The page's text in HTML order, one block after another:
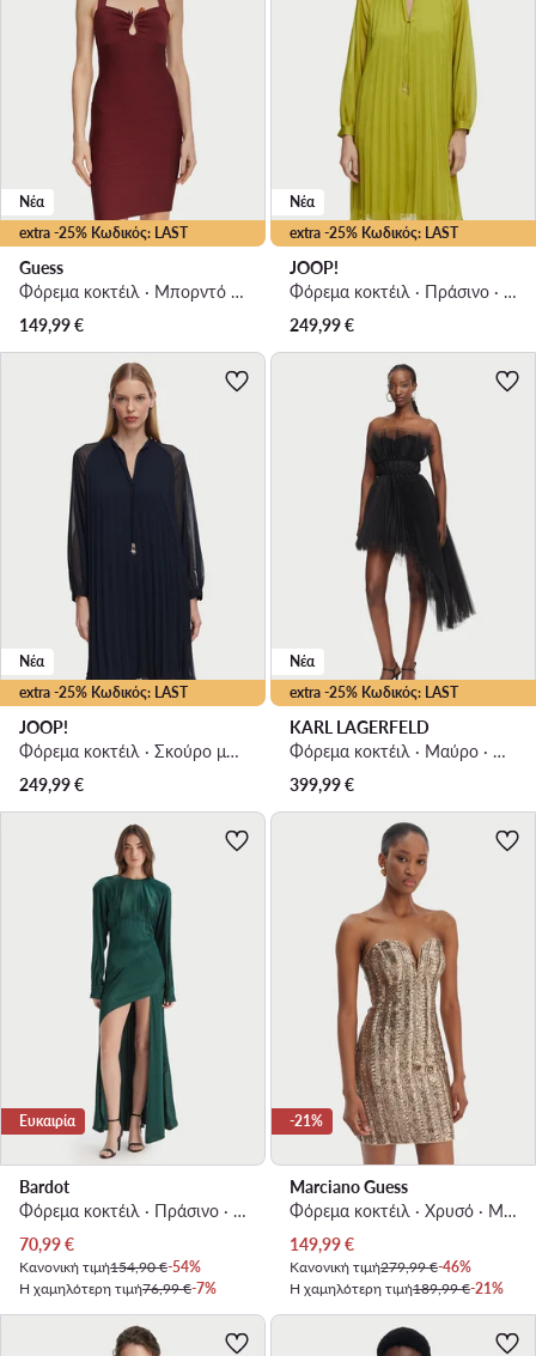
extra -25% Κωδικός: LAST
Νέα
Guess
Φόρεμα κοκτέιλ · Μπορντό · Mini
149,99€
extra -25% Κωδικός: LAST
Νέα
JOOP!
Φόρεμα κοκτέιλ · Πράσινο · Mini
249,99€
extra -25% Κωδικός: LAST
Νέα
JOOP!
Φόρεμα κοκτέιλ · Σκούρο μπλε · Mini
249,99€
extra -25% Κωδικός: LAST
Νέα
KARL LAGERFELD
Φόρεμα κοκτέιλ · Μαύρο · Mini, Ασύμμετρο
399,99€
Ευκαιρία
Bardot
Φόρεμα κοκτέιλ · Πράσινο · Maxi, Ασύμμετρο
Τρέχουσα τιμή
70,99€
Κανονική τιμή154,90 €-54%
Η χαμηλότερη τιμή76,99 €-7%
-21%
Marciano Guess
Φόρεμα κοκτέιλ · Χρυσό · Mini
Τρέχουσα τιμή
149,99€
Κανονική τιμή279,99 €-46%
Η χαμηλότερη τιμή189,99 €-21%